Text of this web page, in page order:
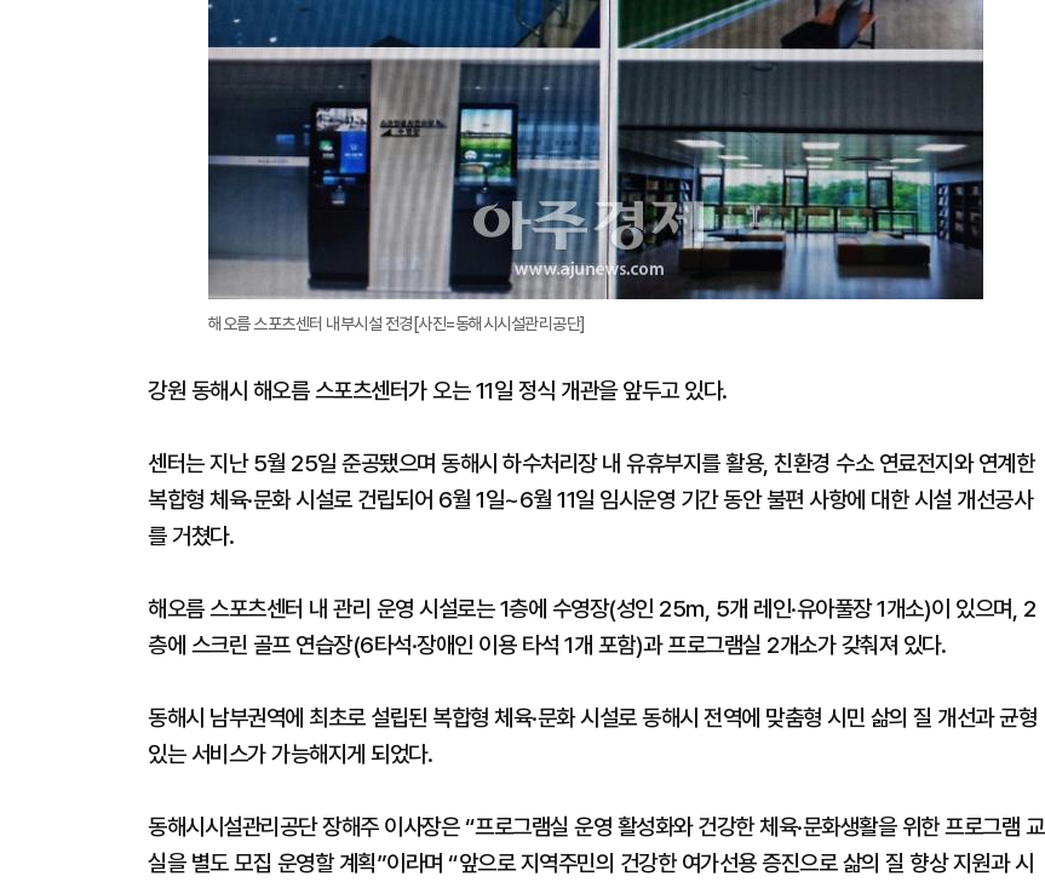
해오름 스포츠센터 내부시설 전경[사진=동해시시설관리공단]
강원 동해시 해오름 스포츠센터가 오는 11일 정식 개관을 앞두고 있다.
센터는 지난 5월 25일 준공됐으며 동해시 하수처리장 내 유휴부지를 활용, 친환경 수소 연료전지와 연계한
복합형 체육·문화 시설로 건립되어 6월 1일~6월 11일 임시운영 기간 동안 불편 사항에 대한 시설 개선공사
를 거쳤다.
해오름 스포츠센터 내 관리 운영 시설로는 1층에 수영장(성인 25m, 5개 레인·유아풀장 1개소)이 있으며, 2
층에 스크린 골프 연습장(6타석·장애인 이용 타석 1개 포함)과 프로그램실 2개소가 갖춰져 있다.
동해시 남부권역에 최초로 설립된 복합형 체육·문화 시설로 동해시 전역에 맞춤형 시민 삶의 질 개선과 균형
있는 서비스가 가능해지게 되었다.
동해시시설관리공단 장해주 이사장은 “프로그램실 운영 활성화와 건강한 체육·문화생활을 위한 프로그램 교
실을 별도 모집 운영할 계획”이라며 “앞으로 지역주민의 건강한 여가선용 증진으로 삶의 질 향상 지원과 시